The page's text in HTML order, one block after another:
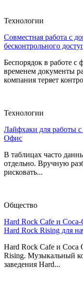
Технологии
Совместная работа с
бесконтрольного
Беспорядок в работе с
временем документы
компания теряет
Технологии
Лайфхаки для работы с
Офис
В таблицах часто
отдельно. Вручную
рисковать...
Общество
Hard Rock Cafe и
Hard Rock Rising для
Hard Rock Cafe и Coca
Rising. Музыкальный
заведения Hard...